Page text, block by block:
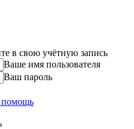
в свою учётную запись
Ваше имя пользователя
Ваш пароль
помощь